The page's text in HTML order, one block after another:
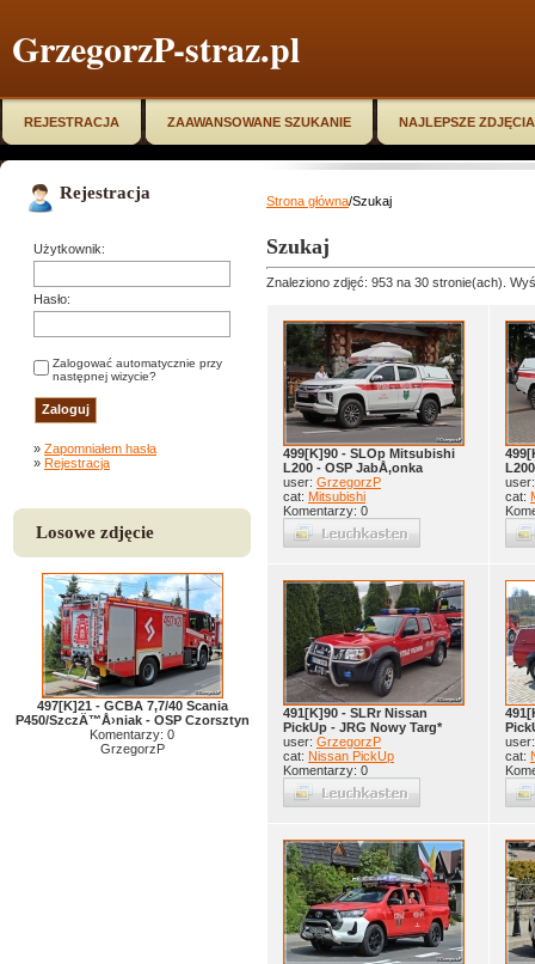
GrzegorzP-straz.pl
REJESTRACJA ZAAWANSOWANE SZUKANIE NAJLEPSZE ZDJĘCIA
Rejestracja
Użytkownik:
Hasło:
Zalogować automatycznie przy
następnej wizycie?
» Zapomniałem hasła
» Rejestracja
Losowe zdjęcie
497[K]21 - GCBA 7,7/40 Scania
P450/SzczÄ™Å›niak - OSP Czorsztyn
Komentarzy: 0
GrzegorzP
Strona główna/Szukaj
Szukaj
Znaleziono zdjęć: 953 na 30 stronie(ach).
499[K]90 - SLOp Mitsubishi
L200 - OSP JabÅ‚onka
user: GrzegorzP
cat: Mitsubishi
Komentarzy: 0
cat:
491[K]90 - SLRr Nissan
PickUp - JRG Nowy Targ*
user: GrzegorzP
cat: Nissan PickUp
Komentarzy: 0
cat: